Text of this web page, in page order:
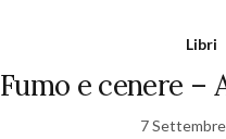
Libri
Fumo e cenere –
7